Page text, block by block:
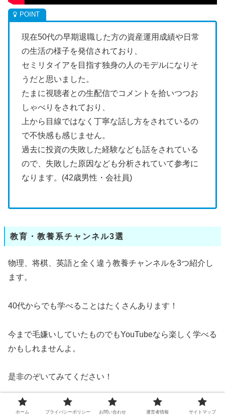
現在50代の早期退職した方の資産運用成績や日常
の生活の様子を発信されており、
セミリタイアを目指す独身の人のモデルになりそ
うだと思いました。
たまに視聴者との生配信でコメントを拾いつつお
しゃべりをされており、
上から目線ではなく丁寧な話し方をされているの
で不快感も感じません。
過去に投資の失敗した経験なども話をされている
ので、失敗した原因なども分析されていて参考に
なります。(42歳男性・会社員)
教育・教養系チャンネル3選
物理、将棋、英語と全く違う教養チャンネルを3つ紹介し
ます。
40代からでも学べることはたくさんあります！
今まで毛嫌いしていたものでもYouTubeなら楽しく学べる
かもしれませんよ。
是非のぞいてみてください！
のもと物理愛
ホーム プライバシーポリシー お問い合わせ 運営者情報 サイトマップ